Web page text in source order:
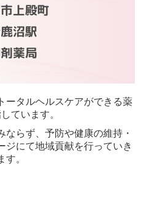
上殿町
沼駅
薬局
ータルヘルスケアができる薬
ています。
らず、予防や健康の維持・
ジにて地域貢献を行っていき
す。